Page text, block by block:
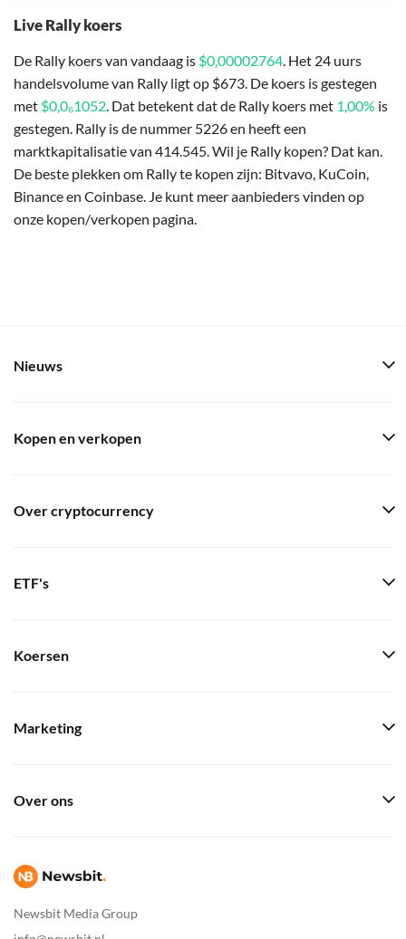
Live Rally koers
De Rally koers van vandaag is $0,00002764. Het 24 uurs
handelsvolume van Rally ligt op $673. De koers is gestegen
met $0,0₆1052. Dat betekent dat de Rally koers met 1,00% is
gestegen. Rally is de nummer 5226 en heeft een
marktkapitalisatie van 414.545. Wil je Rally kopen? Dat kan.
De beste plekken om Rally te kopen zijn: Bitvavo, KuCoin,
Binance en Coinbase. Je kunt meer aanbieders vinden op
onze kopen/verkopen pagina.
Newsbit Media Group
Nieuws
Kopen en verkopen
Over cryptocurrency
ETF's
Koersen
Marketing
Over ons